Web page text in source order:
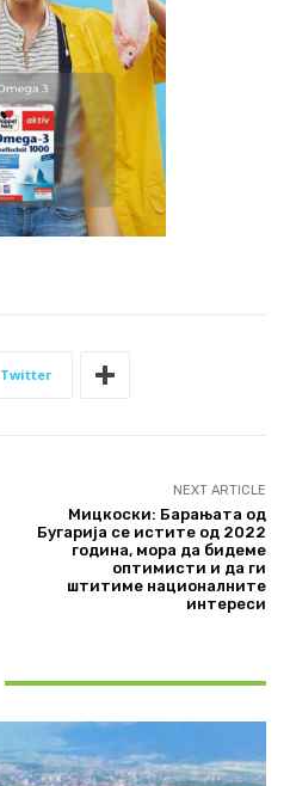
Twitter
NEXT ARTICLE
Мицкоски: Барањата од
Бугарија се истите од 2022
година, мора да бидеме
оптимисти и да ги
штитиме националните
интереси